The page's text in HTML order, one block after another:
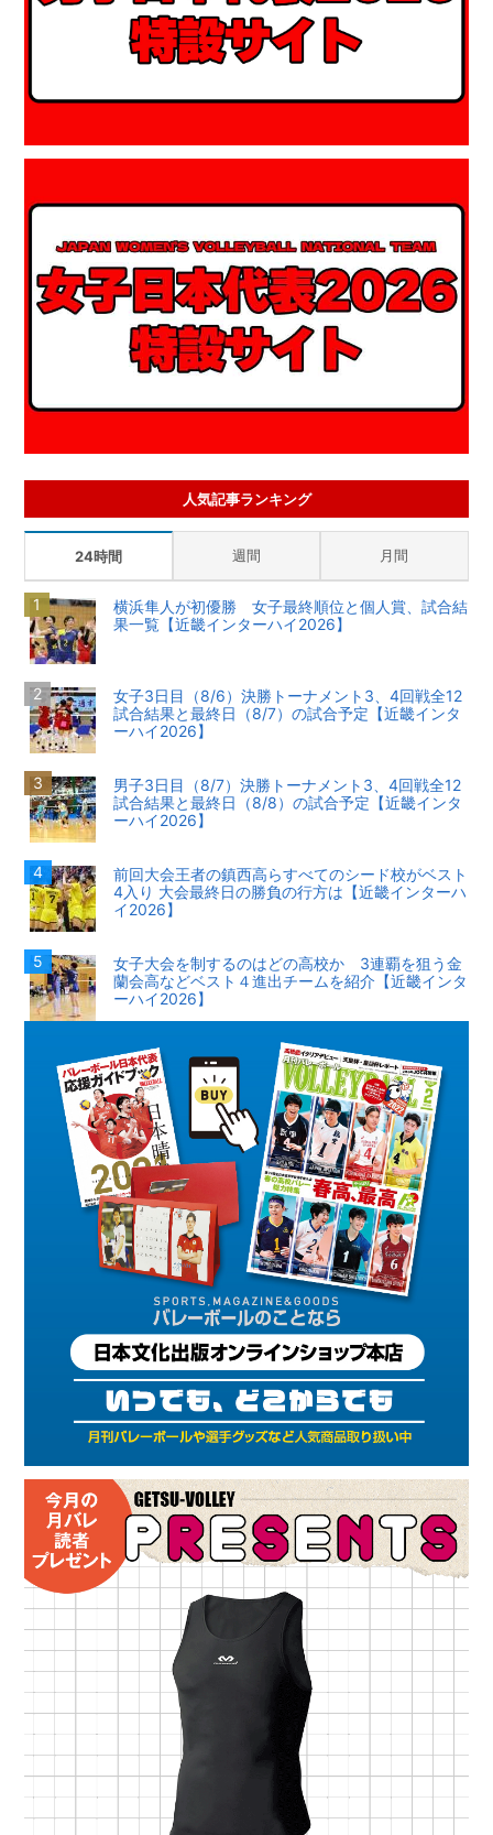
人気記事ランキング
24時間 週間 月間
横浜隼人が初優勝 女子最終順位と個人賞、試合結
果一覧【近畿インターハイ2026】
女子3日目（8/6）決勝トーナメント3、4回戦全12
試合結果と最終日（8/7）の試合予定【近畿インタ
ーハイ2026】
男子3日目（8/7）決勝トーナメント3、4回戦全12
試合結果と最終日（8/8）の試合予定【近畿インタ
ーハイ2026】
前回大会王者の鎮西高らすべてのシード校がベスト
4入り 大会最終日の勝負の行方は【近畿インターハ
イ2026】
女子大会を制するのはどの高校か 3連覇を狙う金
蘭会高などベスト４進出チームを紹介【近畿インタ
ーハイ2026】